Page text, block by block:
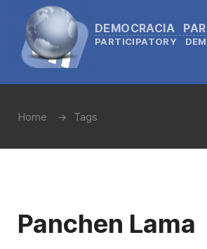
DEMOCRACIA
PARTICIPATORY
Home Tags
Panchen Lama